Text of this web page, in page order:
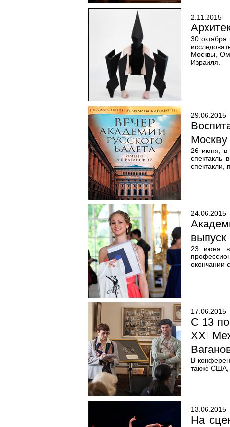
2.11.2015
30 октября
Москвы,
Израиля.
29.06.2015
Москву
26 июня, в
спектакль
спектакли,
24.06.2015
выпуск
23 июня в
окончании
17.06.2015
С 13
XXI
В
также США,
13.06.2015
На